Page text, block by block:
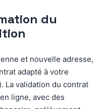
du
et nouvelle adresse,
adapté à votre
La validation du contrat
ligne, avec des